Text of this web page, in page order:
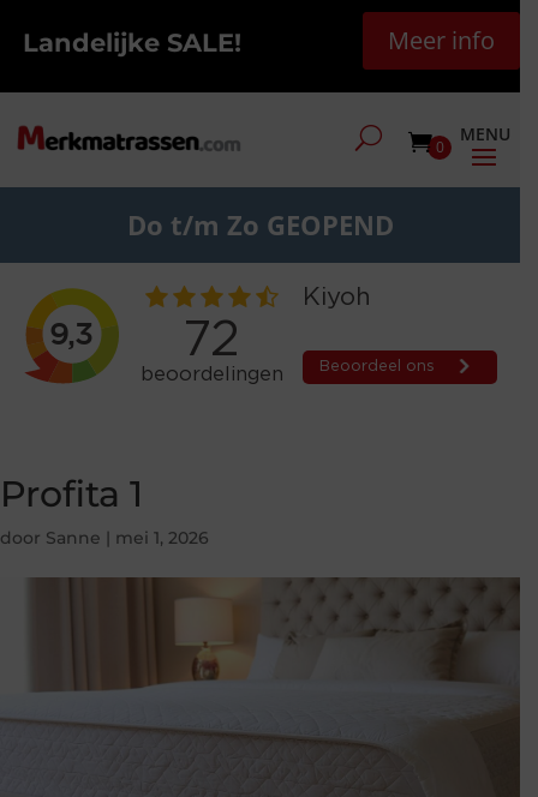
Landelijke SALE! Meer info
0
Do t/m Zo GEOPEND
Profita 1
door Sanne | mei 1, 2026